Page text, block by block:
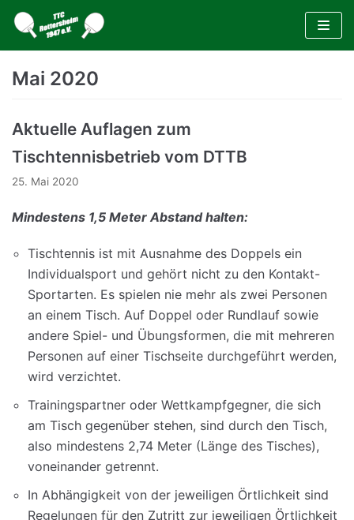
Zum
Inhalt
Mai 2020
Aktuelle Auflagen zum
Tischtennisbetrieb vom DTTB
25. Mai 2020
Mindestens 1,5 Meter Abstand halten:
Tischtennis ist mit Ausnahme des Doppels ein
Individualsport und gehört nicht zu den Kontakt-
Sportarten. Es spielen nie mehr als zwei Personen
an einem Tisch. Auf Doppel oder Rundlauf sowie
andere Spiel- und Übungsformen, die mit mehreren
Personen auf einer Tischseite durchgeführt werden,
wird verzichtet.
Trainingspartner oder Wettkampfgegner, die sich
am Tisch gegenüber stehen, sind durch den Tisch,
also mindestens 2,74 Meter (Länge des Tisches),
voneinander getrennt.
In Abhängigkeit von der jeweiligen Örtlichkeit sind
Regelungen für den Zutritt zur jeweiligen Örtlichkeit